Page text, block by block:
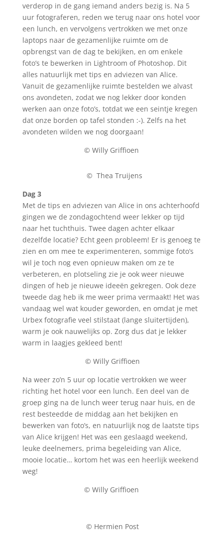
verderop in de gang iemand anders bezig is. Na 5
uur fotograferen, reden we terug naar ons hotel voor
een lunch, en vervolgens vertrokken we met onze
laptops naar de gezamenlijke ruimte om de
opbrengst van de dag te bekijken, en om enkele
foto’s te bewerken in Lightroom of Photoshop. Dit
alles natuurlijk met tips en adviezen van Alice.
Vanuit de gezamenlijke ruimte bestelden we alvast
ons avondeten, zodat we nog lekker door konden
werken aan onze foto’s, totdat we een seintje kregen
dat onze borden op tafel stonden :-). Zelfs na het
avondeten wilden we nog doorgaan!
© Willy Griffioen
© Thea Truijens
Dag 3
Met de tips en adviezen van Alice in ons achterhoofd
gingen we de zondagochtend weer lekker op tijd
naar het tuchthuis. Twee dagen achter elkaar
dezelfde locatie? Echt geen probleem! Er is genoeg te
zien en om mee te experimenteren, sommige foto’s
wil je toch nog even opnieuw maken om ze te
verbeteren, en plotseling zie je ook weer nieuwe
dingen of heb je nieuwe ideeën gekregen. Ook deze
tweede dag heb ik me weer prima vermaakt! Het was
vandaag wel wat kouder geworden, en omdat je met
Urbex fotografie veel stilstaat (lange sluitertijden),
warm je ook nauwelijks op. Zorg dus dat je lekker
warm in laagjes gekleed bent!
© Willy Griffioen
Na weer zo’n 5 uur op locatie vertrokken we weer
richting het hotel voor een lunch. Een deel van de
groep ging na de lunch weer terug naar huis, en de
rest besteedde de middag aan het bekijken en
bewerken van foto’s, en natuurlijk nog de laatste tips
van Alice krijgen! Het was een geslaagd weekend,
leuke deelnemers, prima begeleiding van Alice,
mooie locatie… kortom het was een heerlijk weekend
weg!
© Willy Griffioen
© Hermien Post